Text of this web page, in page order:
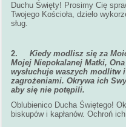
Duchu Święty! Prosimy Cię
Twojego Kościoła, dzieło
sług.
2. Kiedy modlisz się za
Mojej Niepokalanej Matki,
wysłuchuje waszych modlitw
zagrożeniami. Okrywa ich
aby się nie potępili.
Oblubienico Ducha Świętego!
biskupów i kapłanów. Ochroń